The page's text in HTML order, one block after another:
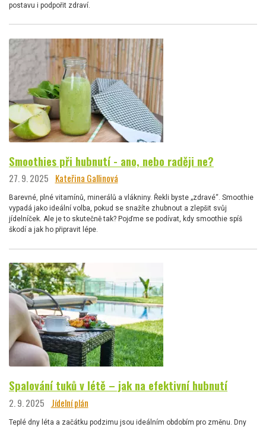
postavu i podpořit zdraví.
Smoothies při hubnutí - ano, nebo raději ne?
27. 9. 2025 Kateřina Gallinová
Barevné, plné vitamínů, minerálů a vlákniny. Řekli byste „zdravé“. Smoothie
vypadá jako ideální volba, pokud se snažíte zhubnout a zlepšit svůj
jídelníček. Ale je to skutečně tak? Pojďme se podívat, kdy smoothie spíš
škodí a jak ho připravit lépe.
Spalování tuků v létě – jak na efektivní hubnutí
2. 9. 2025 Jídelní plán
Teplé dny léta a začátku podzimu jsou ideálním obdobím pro změnu. Dny